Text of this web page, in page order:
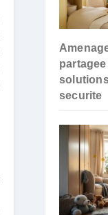
partagee
securite